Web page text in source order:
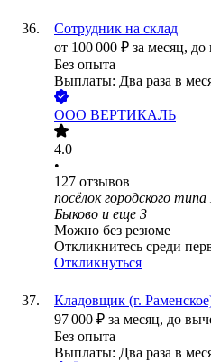
Сотрудник на склад
от 100 000 ₽ за месяц, до
Без опыта
Выплаты: Два раза в
ООО ВЕРТИКАЛЬ
4.0
•
127 отзывов
посёлок городского
Быково и еще 3
Можно без резюме
Откликнитесь среди
Откликнуться
Кладовщик (г.
97 000 ₽ за месяц, до
Без опыта
Выплаты: Два раза в